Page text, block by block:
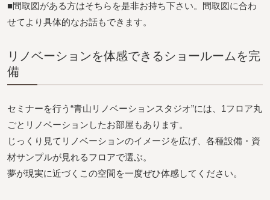
■間取図がある方はそちらを是非お持ち下さい。間取図に合わ
せてより具体的なお話もできます。
リノベーションを体感できるショールームを完
備
セミナーを行う“青山リノベーションスタジオ”には、1フロア丸
ごとリノベーションしたお部屋もあります。
じっくり見てリノベーションのイメージを広げ、各種設備・資
材サンプルが見れるフロアで選ぶ。
夢が現実に近づくこの空間を一度ぜひ体感してください。